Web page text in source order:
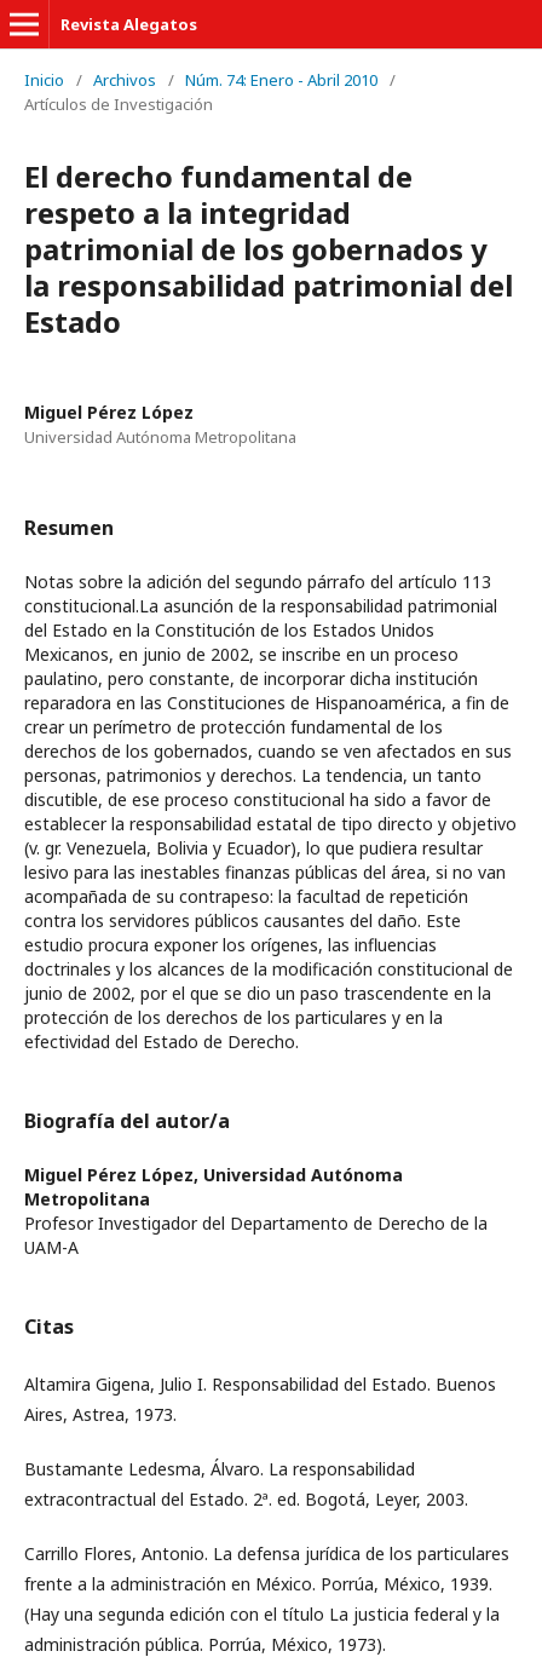
Revista Alegatos
Inicio / Archivos / Núm. 74: Enero - Abril 2010 /
Artículos de Investigación
El derecho fundamental de
respeto a la integridad
patrimonial de los gobernados y
la responsabilidad patrimonial del
Estado
Miguel Pérez López
Universidad Autónoma Metropolitana
Resumen
Notas sobre la adición del segundo párrafo del artículo 113
constitucional.La asunción de la responsabilidad patrimonial
del Estado en la Constitución de los Estados Unidos
Mexicanos, en junio de 2002, se inscribe en un proceso
paulatino, pero constante, de incorporar dicha institución
reparadora en las Constituciones de Hispanoamérica, a fin de
crear un perímetro de protección fundamental de los
derechos de los gobernados, cuando se ven afectados en sus
personas, patrimonios y derechos. La tendencia, un tanto
discutible, de ese proceso constitucional ha sido a favor de
establecer la responsabilidad estatal de tipo directo y objetivo
(v. gr. Venezuela, Bolivia y Ecuador), lo que pudiera resultar
lesivo para las inestables finanzas públicas del área, si no van
acompañada de su contrapeso: la facultad de repetición
contra los servidores públicos causantes del daño. Este
estudio procura exponer los orígenes, las influencias
doctrinales y los alcances de la modificación constitucional de
junio de 2002, por el que se dio un paso trascendente en la
protección de los derechos de los particulares y en la
efectividad del Estado de Derecho.
Biografía del autor/a
Miguel Pérez López, Universidad Autónoma
Metropolitana
Profesor Investigador del Departamento de Derecho de la
UAM-A
Citas
Altamira Gigena, Julio I. Responsabilidad del Estado. Buenos
Aires, Astrea, 1973.
Bustamante Ledesma, Álvaro. La responsabilidad
extracontractual del Estado. 2ª. ed. Bogotá, Leyer, 2003.
Carrillo Flores, Antonio. La defensa jurídica de los particulares
frente a la administración en México. Porrúa, México, 1939.
(Hay una segunda edición con el título La justicia federal y la
administración pública. Porrúa, México, 1973).